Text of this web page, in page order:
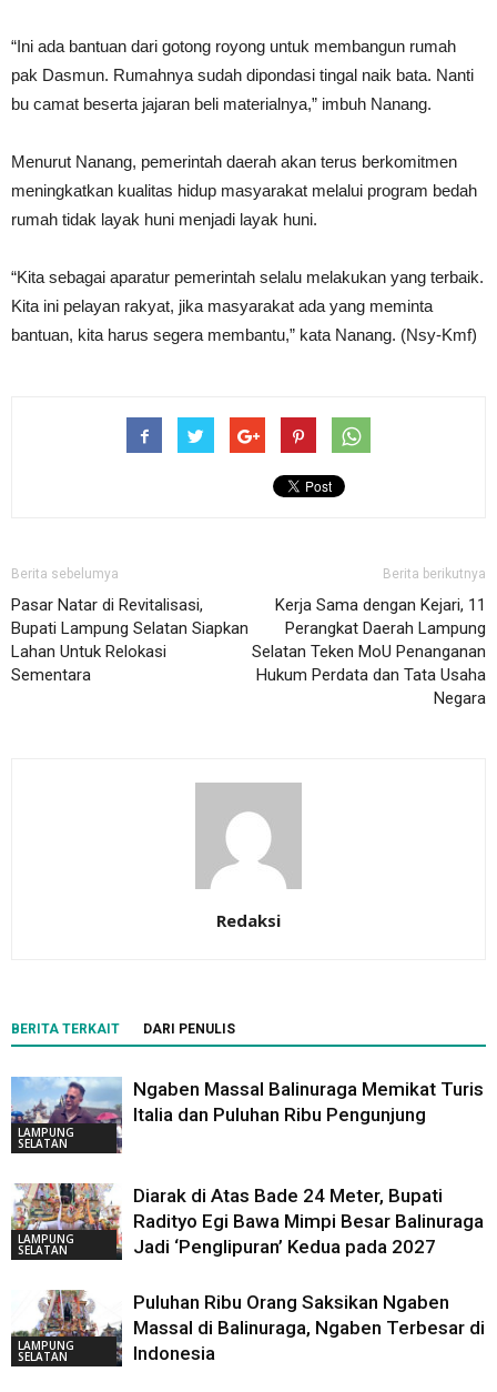
“Ini ada bantuan dari gotong royong untuk membangun rumah
pak Dasmun. Rumahnya sudah dipondasi tingal naik bata. Nanti
bu camat beserta jajaran beli materialnya,” imbuh Nanang.
Menurut Nanang, pemerintah daerah akan terus berkomitmen
meningkatkan kualitas hidup masyarakat melalui program bedah
rumah tidak layak huni menjadi layak huni.
“Kita sebagai aparatur pemerintah selalu melakukan yang terbaik.
Kita ini pelayan rakyat, jika masyarakat ada yang meminta
bantuan, kita harus segera membantu,” kata Nanang. (Nsy-Kmf)
Berita sebelumya
Pasar Natar di Revitalisasi,
Bupati Lampung Selatan Siapkan
Lahan Untuk Relokasi
Sementara
Berita berikutnya
Kerja Sama dengan Kejari, 11
Perangkat Daerah Lampung
Selatan Teken MoU Penanganan
Hukum Perdata dan Tata Usaha
Negara
Redaksi
BERITA TERKAIT DARI PENULIS
LAMPUNG
SELATAN
Ngaben Massal Balinuraga Memikat Turis
Italia dan Puluhan Ribu Pengunjung
LAMPUNG
SELATAN
Diarak di Atas Bade 24 Meter, Bupati
Radityo Egi Bawa Mimpi Besar Balinuraga
Jadi ‘Penglipuran’ Kedua pada 2027
LAMPUNG
SELATAN
Puluhan Ribu Orang Saksikan Ngaben
Massal di Balinuraga, Ngaben Terbesar di
Indonesia